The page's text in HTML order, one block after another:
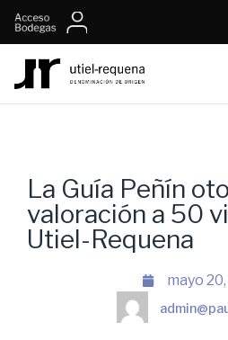
La Guía Peñín
valoración a 50
Utiel-Requena
mayo